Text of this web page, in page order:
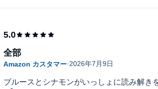
ブルースとシナモンがいっしょに読み解き
全部